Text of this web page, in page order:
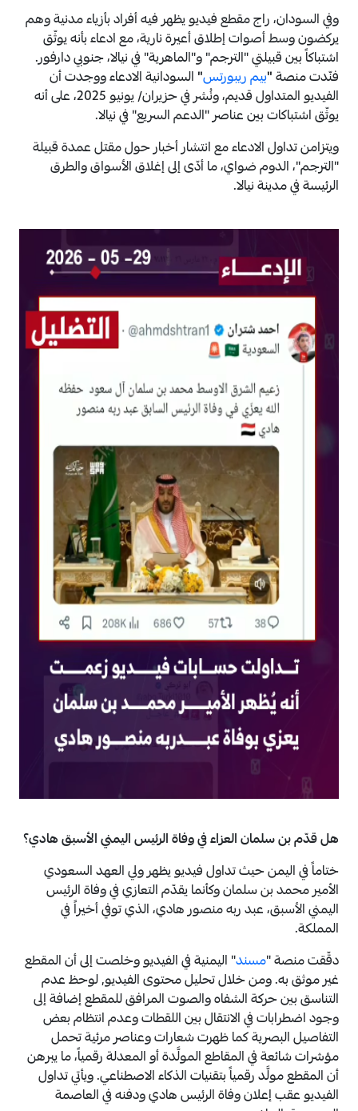
وفي السودان، راج مقطع فيديو يظهر فيه أفراد بأزياء مدنية وهم
يركضون وسط أصوات إطلاق أعيرة نارية، مع ادعاء بأنه يوثّق
اشتباكاً بين قبيلتي "الترجم" و"الماهرية" في نيالا، جنوبي دارفور.
فنّدت منصة"بيم ريبورتس" السودانية الادعاء ووجدت أن
الفيديو المتداول قديم، ونُشر في حزيران/ يونيو 2025، على أنه
يوثّق اشتباكات بين عناصر "الدعم السريع" في نيالا.
ويتزامن تداول الادعاء مع انتشار أخبار حول مقتل عمدة قبيلة
"الترجم"، الدوم ضواي، ما أدّى إلى إغلاق الأسواق والطرق
الرئيسة في مدينة نيالا.
هل قدّم بن سلمان العزاء في وفاة الرئيس اليمني الأسبق هادي؟
ختاماً في اليمن حيث تداول فيديو يظهر ولي العهد السعودي
الأمير محمد بن سلمان وكأنما يقدّم التعازي في وفاة الرئيس
اليمني الأسبق، عبد ربه منصور هادي، الذي توفي أخيراً في
المملكة.
دقّقت منصة "مسند" اليمنية في الفيديو وخلصت إلى أن المقطع
غير موثق به. ومن خلال تحليل محتوى الفيديو, لوحظ عدم
التناسق بين حركة الشفاه والصوت المرافق للمقطع إضافة إلى
وجود اضطرابات في الانتقال بين اللقطات وعدم انتظام بعض
التفاصيل البصرية كما ظهرت شعارات وعناصر مرئية تحمل
مؤشرات شائعة في المقاطع المولَّدة أو المعدلة رقمياً، ما يبرهن
أن المقطع مولَّد رقمياً بتقنيات الذكاء الاصطناعي. ويأتي تداول
الفيديو عقب إعلان وفاة الرئيس هادي ودفنه في العاصمة